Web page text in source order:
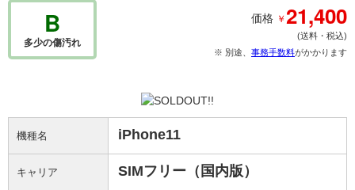
B
多少の傷汚れ
価格 ￥21,400
(送料・税込)
※ 別途、 事務手数料がかかります
機種名 iPhone11
キャリア SIMフリー（国内版）